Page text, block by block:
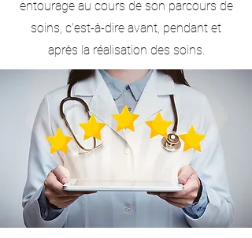
entourage au cours de son parcours de
soins, c'est-à-dire avant, pendant et
après la réalisation des soins.